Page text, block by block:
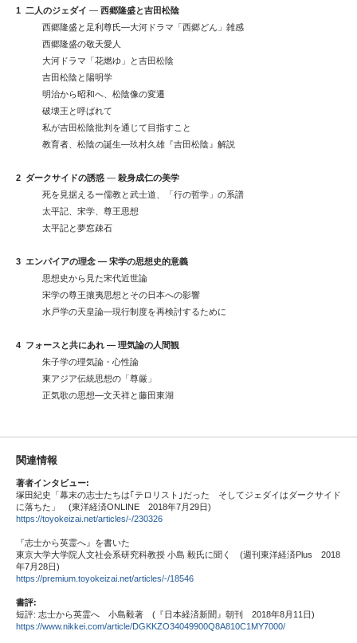
1 二人のジェダイ ― 西郷隆盛と吉田松陰
西郷隆盛と足利尊氏―大河ドラマ「西郷どん」雑感
西郷隆盛の敬天愛人
大河ドラマ「花燃ゆ」と吉田松陰
吉田松陰と陽明学
明治から昭和へ、松陰像の変遷
破壊王と呼ばれて
私が吉田松陰批判を通じて目指すこと
教育者、松陰の誕生―玖村久雄『吉田松陰』解説
2 ダークサイドの誘惑 ― 殺身成仁の美学
死を見据えるー儒教と武士道、「行の哲学」の系譜
太平記、宋学、尊王思想
太平記と夢窓疎石
3 エンパイアの理念 ― 宋学の思想史的意義
思想史から見た宋代近世論
宋学の尊王攘夷思想とその日本への影響
水戸学の天皇論―現行制度を再検討するために
4 フォースと共にあれ ― 理気論の人間観
朱子学の理気論・心性論
東アジア伝統思想の「尊厳」
正気歌の思想―文天祥と藤田東湖
関連情報
著者インタビュー:
塚田紀史「幕末の志士たちは｢テロリスト｣だった そしてジェダイはダークサイド
に落ちた」 (東洋経済ONLINE 2018年7月29日)
https://toyokeizai.net/articles/-/230326
『志士から英霊へ』を書いた
東京大学大学院人文社会系研究科教授 小島 毅氏に聞く (週刊東洋経済Plus 2018
年7月28日)
https://premium.toyokeizai.net/articles/-/18546
書評:
短評: 志士から英霊へ 小島毅著 (『日本経済新聞』朝刊 2018年8月11日)
https://www.nikkei.com/article/DGKKZO34049900Q8A810C1MY7000/